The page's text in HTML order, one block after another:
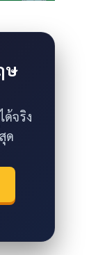
ษ
จริง
ด